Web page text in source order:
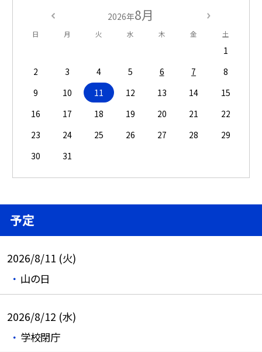
2026年8月
日 月 火 水 木 金 土
1
2
3 4 5 6 7
8
9
10 11 12 13 14
15
16
17 18 19 20 21
22
23
24 25 26 27 28
29
30
31
予定
2026/8/11 (火)
山の日
2026/8/12 (水)
学校閉庁